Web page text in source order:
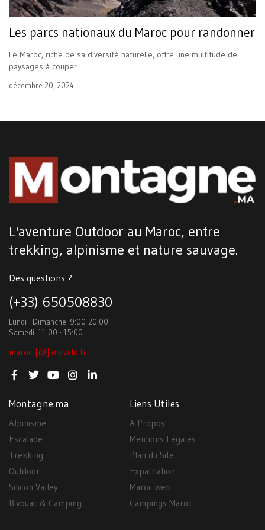
Les parcs nationaux du Maroc pour randonner
Le Maroc, riche de sa diversité naturelle, offre une multitude de
paysages à couper...
décembre 20, 2024
L'aventure Outdoor au Maroc, entre
trekking, alpinisme et nature sauvage.
Des questions ?
(+33) 650508830
Lundi - Dimanche: 9:00-20:00
Samedi: 11:00 - 15:00
maroc [@] outwild.fr
Montagne.ma
Alpinisme
Escalade
Trekking
Outdoor
Silicon Valley
Bivouac & Camping
Liens Utiles
A Propos
Mentions Légales
Plan du Site
Expatriation
Maroc web
Campings Maroc